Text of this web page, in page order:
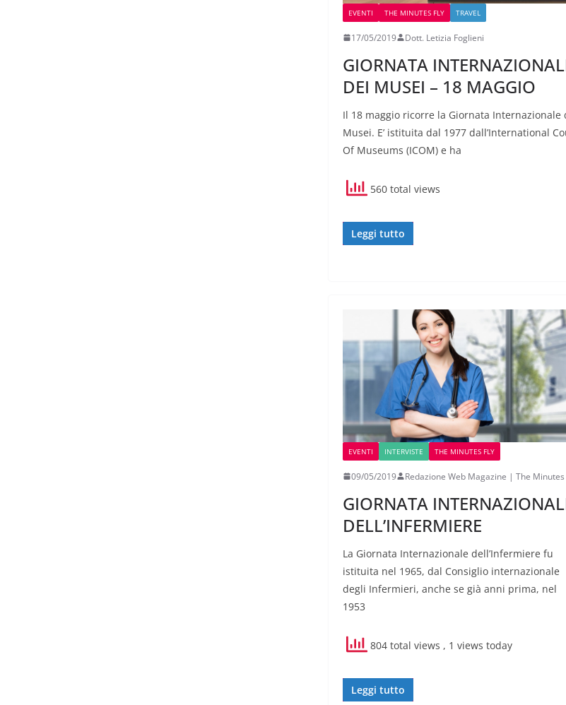
EVENTI THE MINUTES FLY TRAVEL
17/05/2019 Dott. Letizia Foglieni
GIORNATA
DEI MUSEI – 18 MAGGIO
Il 18 maggio ricorre la Giornata Internazionale
Musei. E’ istituita dal 1977 dall’International
Of Museums (ICOM) e ha
560 total views
Leggi tutto
EVENTI INTERVISTE THE MINUTES FLY
09/05/2019 Redazione Web Magazine | The Minutes
GIORNATA
DELL’INFERMIERE
La Giornata Internazionale dell’Infermiere fu
istituita nel 1965, dal Consiglio internazionale
degli Infermieri, anche se già anni prima, nel
1953
804 total views , 1 views today
Leggi tutto